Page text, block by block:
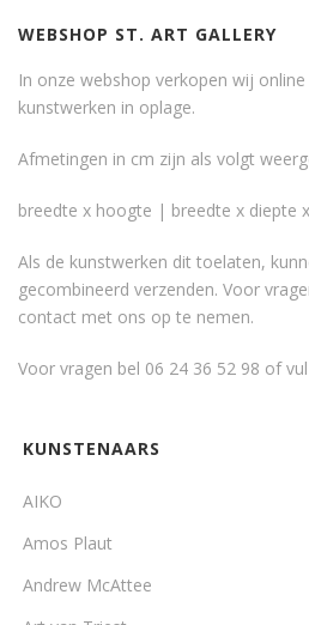
WEBSHOP ST. ART GALLERY
In onze webshop verkopen wij
kunstwerken in oplage.
Afmetingen in cm zijn als volgt
breedte x hoogte | breedte x diepte
Als de kunstwerken dit toelaten,
gecombineerd verzenden. Voor
contact met ons op te nemen.
Voor vragen bel 06 24 36 52 98 of
KUNSTENAARS
AIKO
Amos Plaut
Andrew McAttee